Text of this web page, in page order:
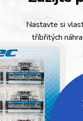
Nastavte si
tříbřitých